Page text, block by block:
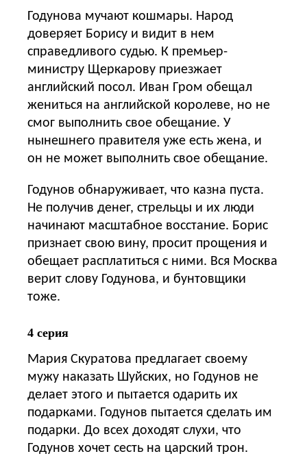
Годунова мучают кошмары. Народ
доверяет Борису и видит в нем
справедливого судью. К премьер-
министру Щеркарову приезжает
английский посол. Иван Гром обещал
жениться на английской королеве, но не
смог выполнить свое обещание. У
нынешнего правителя уже есть жена, и
он не может выполнить свое обещание.
Годунов обнаруживает, что казна пуста.
Не получив денег, стрельцы и их люди
начинают масштабное восстание. Борис
признает свою вину, просит прощения и
обещает расплатиться с ними. Вся Москва
верит слову Годунова, и бунтовщики
тоже.
4 серия
Мария Скуратова предлагает своему
мужу наказать Шуйских, но Годунов не
делает этого и пытается одарить их
подарками. Годунов пытается сделать им
подарки. До всех доходят слухи, что
Годунов хочет сесть на царский трон.